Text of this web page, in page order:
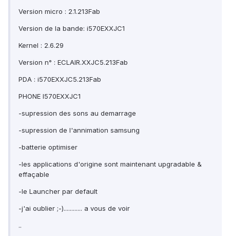
Version micro : 2.1.213Fab
Version de la bande: i570EXXJC1
Kernel : 2.6.29
Version n° : ECLAIR.XXJC5.213Fab
PDA : i570EXXJC5.213Fab
PHONE I570EXXJC1
-supression des sons au demarrage
-supression de l'annimation samsung
-batterie optimiser
-les applications d'origine sont maintenant upgradable &
effaçable
-le Launcher par default
-j'ai oublier ;-)............ a vous de voir
..